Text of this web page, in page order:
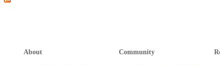
About Community